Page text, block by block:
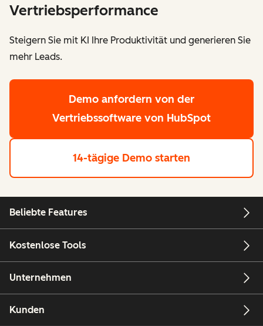
Vertriebsperformance
Steigern Sie mit KI Ihre Produktivität und generieren Sie
mehr Leads.
Demo anfordern von der
Vertriebssoftware von HubSpot
14-tägige Demo starten
Beliebte Features
Kostenlose Tools
Unternehmen
Kunden